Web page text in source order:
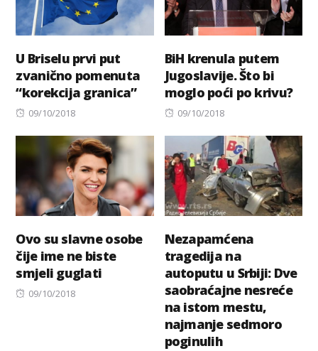
U Briselu prvi put
zvanično pomenuta
“korekcija granica”
Posted
09/10/2018
BiH krenula putem
Jugoslavije. Što bi
moglo poći po krivu?
Posted
09/10/2018
Ovo su slavne osobe
čije ime ne biste
smjeli guglati
Posted
09/10/2018
Nezapamćena
tragedija na
autoputu u Srbiji: Dve
saobraćajne nesreće
na istom mestu,
najmanje sedmoro
poginulih